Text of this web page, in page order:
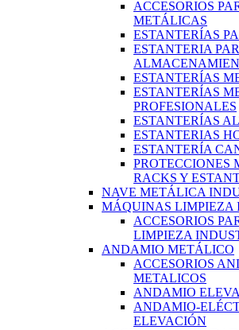
ACCESORIOS
METÁLICAS
ESTANTERÍAS
ESTANTERIA
ESTANTERÍAS
ESTANTERÍAS
PROFESIONALES
ESTANTERÍAS
ESTANTERIAS
ESTANTERÍA
PROTECCIONES
RACKS Y
NAVE METÁLICA
MÁQUINAS LIMPIEZA
ACCESORIOS
LIMPIEZA
ANDAMIO METÁLICO
ACCESORIOS
METALICOS
ANDAMIO
ANDAMIO-
ELEVACIÓN